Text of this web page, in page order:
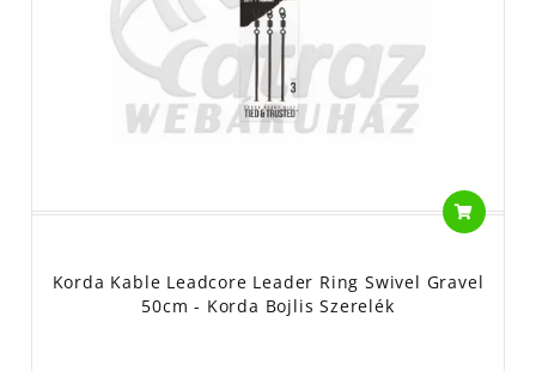
Korda Kable Leadcore Leader Ring Swivel Gravel
50cm - Korda Bojlis Szerelék